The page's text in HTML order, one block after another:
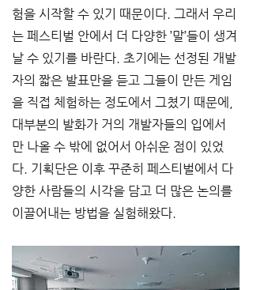
험을 시작할 수 있기 때문이다. 그래서 우리
는 페스티벌 안에서 더 다양한 ’말’들이 생겨
날 수 있기를 바란다. 초기에는 선정된 개발
자의 짧은 발표만을 듣고 그들이 만든 게임
을 직접 체험하는 정도에서 그쳤기 때문에,
대부분의 발화가 거의 개발자들의 입에서
만 나올 수 밖에 없어서 아쉬운 점이 있었
다. 기획단은 이후 꾸준히 페스티벌에서 다
양한 사람들의 시각을 담고 더 많은 논의를
이끌어내는 방법을 실험해왔다.